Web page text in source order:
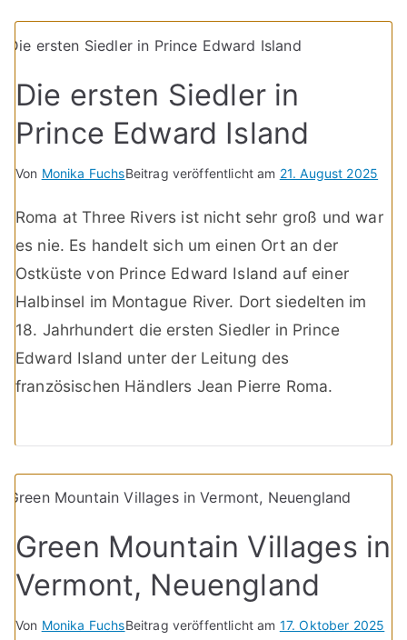
Die ersten Siedler in
Prince Edward Island
Von Monika FuchsBeitrag veröffentlicht am 21. August 2025
Roma at Three Rivers ist nicht sehr groß und war
es nie. Es handelt sich um einen Ort an der
Ostküste von Prince Edward Island auf einer
Halbinsel im Montague River. Dort siedelten im
18. Jahrhundert die ersten Siedler in Prince
Edward Island unter der Leitung des
französischen Händlers Jean Pierre Roma.
Green Mountain Villages in
Vermont, Neuengland
Von Monika FuchsBeitrag veröffentlicht am 17. Oktober 2025